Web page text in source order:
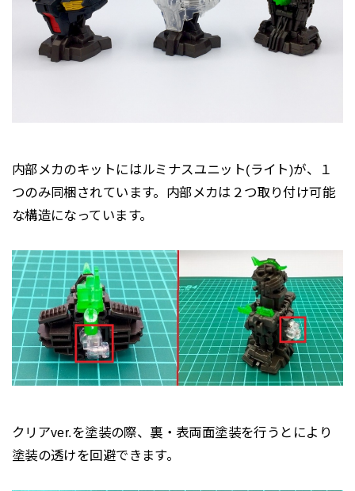
内部メカのキットにはルミナスユニット(ライト)が、１
つのみ同梱されています。内部メカは２つ取り付け可能
な構造になっています。
クリアver.を塗装の際、裏・表両面塗装を行うとにより
塗装の透けを回避できます。